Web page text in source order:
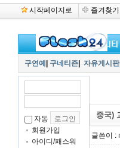
시작페이지로 즐겨찾
구연예 구네티즌 자유게시판|
자동
회원가입
아이디/패스워
중국)
글쓴이 :